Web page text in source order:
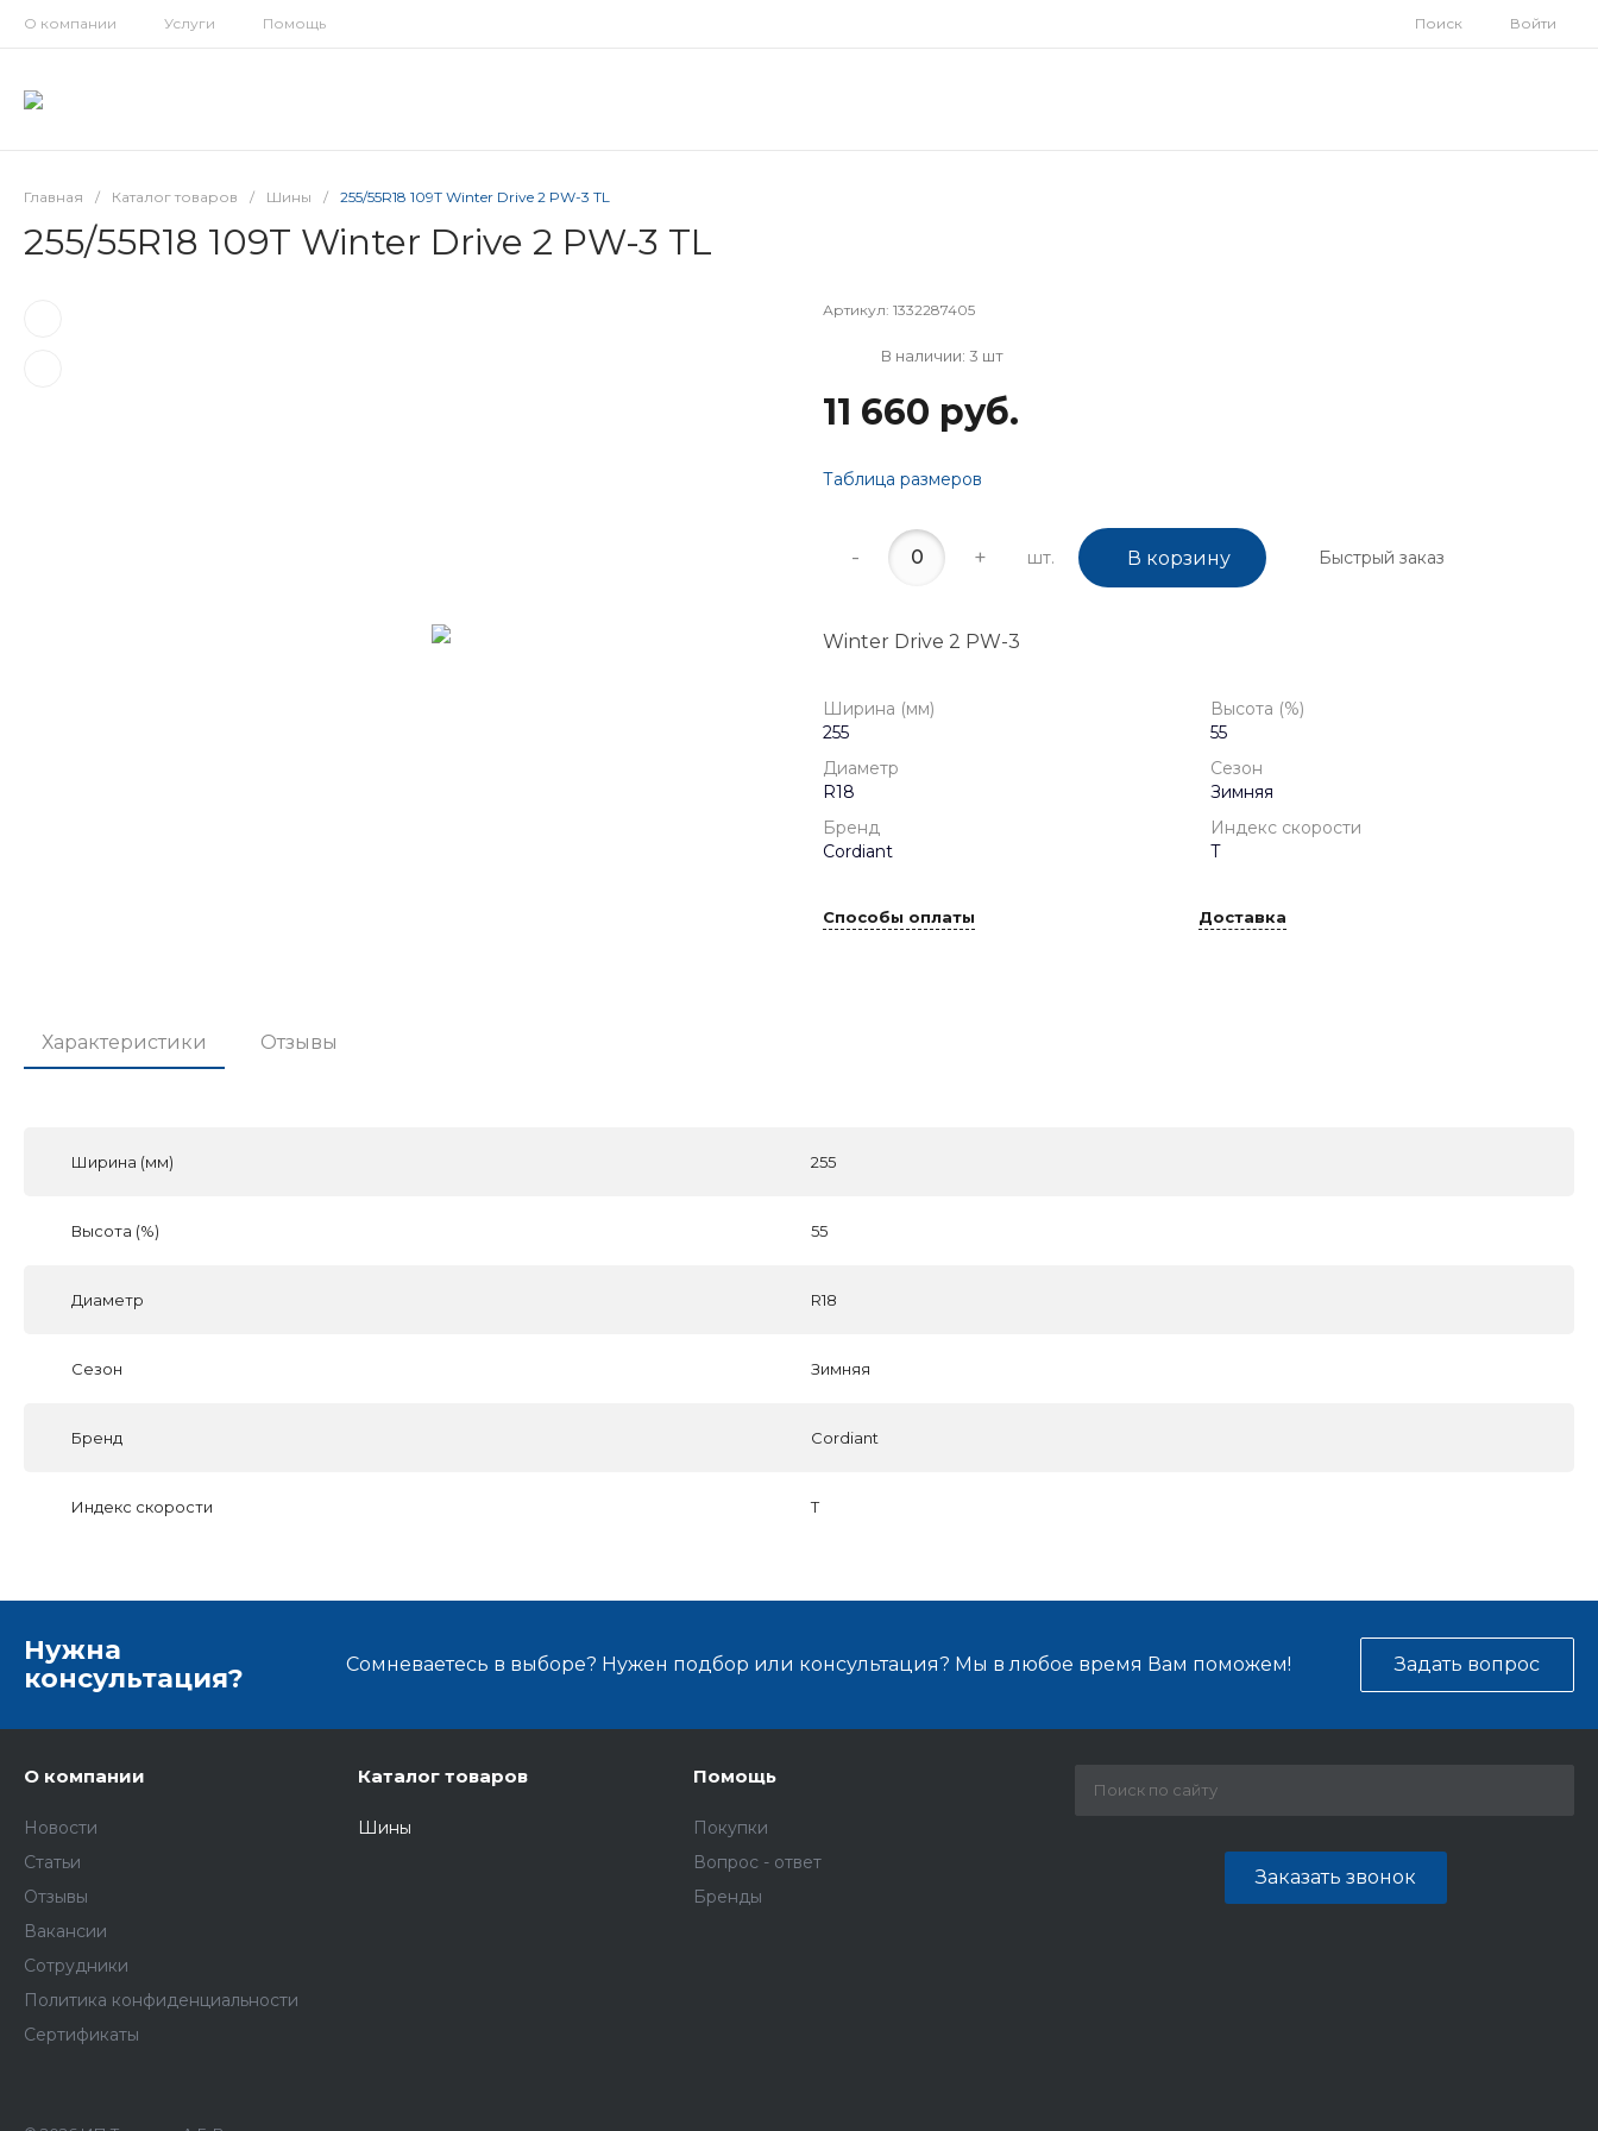
О компании Услуги Помощь Поиск Войти
Главная / Каталог товаров / Шины / 255/55R18 109T Winter Drive 2 PW-3 TL
255/55R18 109T Winter Drive 2 PW-3 TL
Артикул: 1332287405
В наличии: 3 шт
11 660 руб.
Таблица размеров
- + шт. В корзину Быстрый заказ
Winter Drive 2 PW-3
Ширина (мм)
255
Высота (%)
55
Диаметр
R18
Сезон
Зимняя
Бренд
Cordiant
Индекс скорости
T
Способы оплаты Доставка
Характеристики Отзывы
Ширина (мм) 255
Высота (%) 55
Диаметр R18
Сезон Зимняя
Бренд Cordiant
Индекс скорости T
Нужна
консультация?
Сомневаетесь в выборе? Нужен подбор или консультация? Мы в любое время Вам поможем! Задать вопрос
О компании
Новости
Статьи
Отзывы
Вакансии
Сотрудники
Политика конфиденциальности
Сертификаты
Каталог товаров
Шины
Помощь
Покупки
Вопрос - ответ
Бренды
Заказать звонок